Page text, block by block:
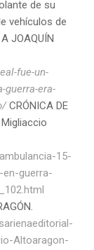
de su
vehículos de
JOAQUÍN
fue-un-
guerra-era-
CRÓNICA DE
Migliaccio
15-
guerra-
Altoaragon-